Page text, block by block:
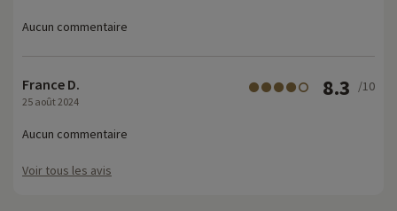
Aucun commentaire
France D.
25 août 2024
8.3 /10
Aucun commentaire
Voir tous les avis